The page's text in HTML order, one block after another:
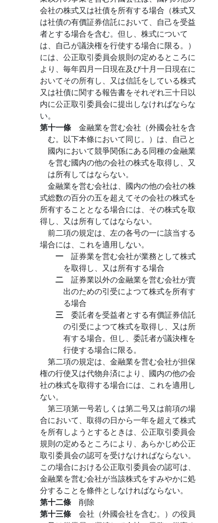
会社の株式又は社債を所有する場合（株式又
は社債の有價証券信託において、自己を受益
者とする場合を含む。但し、株式について
は、自己が議決権を行使する場合に限る。）
には、公正取引委員会規則の定めるところに
より、毎年四月一日現在及び十月一日現在に
おいてその所有し、又は信託をしている株式
又は社債に関する報告書をそれぞれ三十日以
内に公正取引委員会に提出しなければならな
い。
第十一條 金融業を営む会社（外國会社を含
む。以下本條において同じ。）は、自己と
國内において競爭関係にある同種の金融業
を営む國内の他の会社の株式を取得し、又
は所有してはならない。
金融業を営む会社は、國内の他の会社の株
式総数の百分の五を超えてその会社の株式を
所有することとなる場合には、その株式を取
得し、又は所有してはならない。
前二項の規定は、左の各号の一に該当する
場合には、これを適用しない。
一 証券業を営む会社が業務として株式
を取得し、又は所有する場合
二 証券業以外の金融業を営む会社が賣
出のための引受によつて株式を所有す
る場合
三 委託者を受益者とする有價証券信託
の引受によつて株式を取得し、又は所
有する場合。但し、委託者が議決権を
行使する場合に限る。
第二項の規定は、金融業を営む会社が担保
権の行使又は代物弁済により、國内の他の会
社の株式を取得する場合には、これを適用し
ない。
第三項第一号若しくは第二号又は前項の場
合において、取得の日から一年を超えて株式
を所有しようとするときは、公正取引委員会
規則の定めるところにより、あらかじめ公正
取引委員会の認可を受けなければならない。
この場合における公正取引委員会の認可は、
金融業を営む会社が当該株式をすみやかに処
分することを條件としなければならない。
第十二條 削除
第十三條 会社（外國会社を含む。）の役員